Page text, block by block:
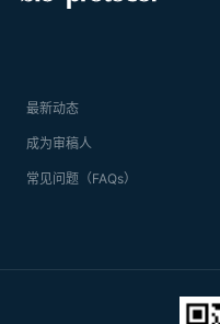
最新动态
成为审稿人
常见问题（FAQs）